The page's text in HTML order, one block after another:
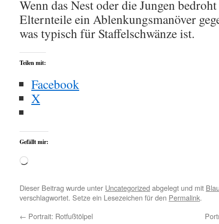
Wenn das Nest oder die Jungen
Elternteile ein Ablenkungsmanöver
was typisch für Staffelschwänze ist.
Teilen mit:
Facebook
X
Gefällt mir:
Dieser Beitrag wurde unter Uncategorized abgelegt und mit
verschlagwortet. Setze ein Lesezeichen für den Permalink.
← Portrait: Rotfußtölpel